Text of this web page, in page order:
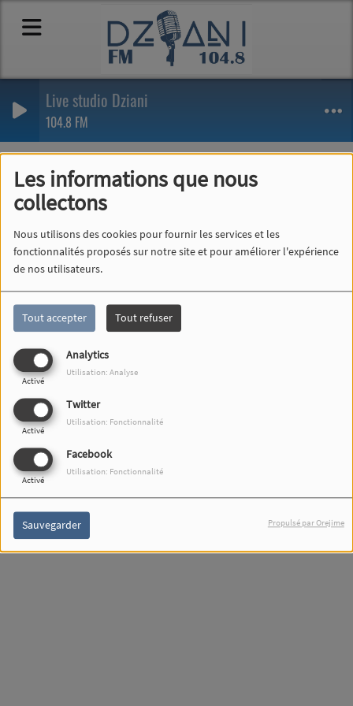
Les informations que nous
collectons
Nous utilisons des cookies pour fournir les services et les
fonctionnalités proposés sur notre site et pour améliorer l'expérience
de nos utilisateurs.
Tout accepter Tout refuser
Analytics
Activé
Utilisation: Analyse
Twitter
Activé
Utilisation: Fonctionnalité
Facebook
Activé
Utilisation: Fonctionnalité
Sauvegarder Propulsé par Orejime
Live studio Dziani
104.8 FM
Equipes Animateur.rice Djardi Matinale - Animateur.rice
Djardi Matinale -
Animateur.rice